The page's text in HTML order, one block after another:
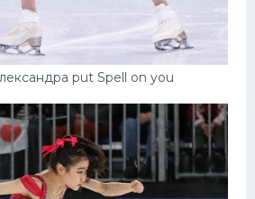
put Spell on you